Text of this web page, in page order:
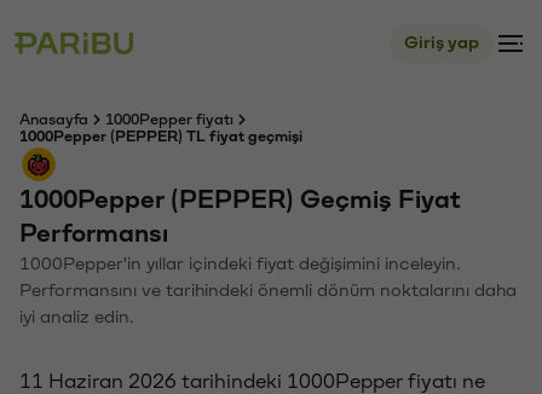
Giriş yap
Anasayfa
1000Pepper fiyatı
1000Pepper (PEPPER) TL fiyat geçmişi
1000Pepper (PEPPER) Geçmiş Fiyat
Performansı
1000Pepper'in yıllar içindeki fiyat değişimini inceleyin.
Performansını ve tarihindeki önemli dönüm noktalarını daha
iyi analiz edin.
11 Haziran 2026 tarihindeki 1000Pepper fiyatı ne